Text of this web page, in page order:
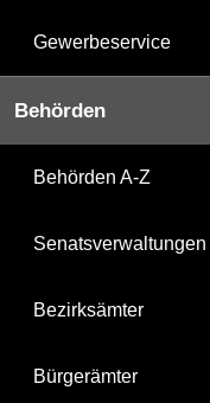
Gewerbeservice
Behörden
Behörden A-Z
Senatsverwaltungen
Bezirksämter
Bürgerämter